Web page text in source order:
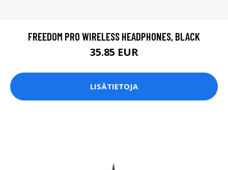
FREEDOM PRO WIRELESS HEADPHONES, BLACK
35.85 EUR
LISÄTIETOJA